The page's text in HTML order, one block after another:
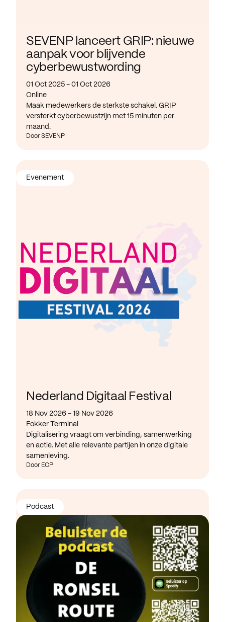
SEVENP lanceert GRIP: nieuwe
aanpak voor blijvende
cyberbewustwording
01 Oct 2025 - 01 Oct 2026
Online
Maak medewerkers de sterkste schakel. GRIP
versterkt cyberbewustzijn met 15 minuten per
maand.
Door SEVENP
Nederland Digitaal Festival
18 Nov 2026 - 19 Nov 2026
Fokker Terminal
Digitalisering vraagt om verbinding, samenwerking
en actie. Met alle relevante partijen in onze digitale
samenleving.
Door ECP
Evenement
Podcast